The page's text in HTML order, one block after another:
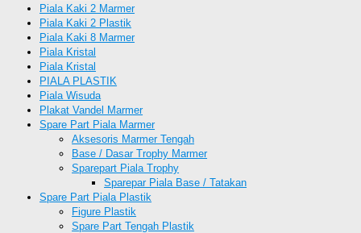
Piala Kaki 2 Marmer
Piala Kaki 2 Plastik
Piala Kaki 8 Marmer
Piala Kristal
Piala Kristal
PIALA PLASTIK
Piala Wisuda
Plakat Vandel Marmer
Spare Part Piala Marmer
Aksesoris Marmer Tengah
Base / Dasar Trophy Marmer
Sparepart Piala Trophy
Sparepar Piala Base / Tatakan
Spare Part Piala Plastik
Figure Plastik
Spare Part Tengah Plastik